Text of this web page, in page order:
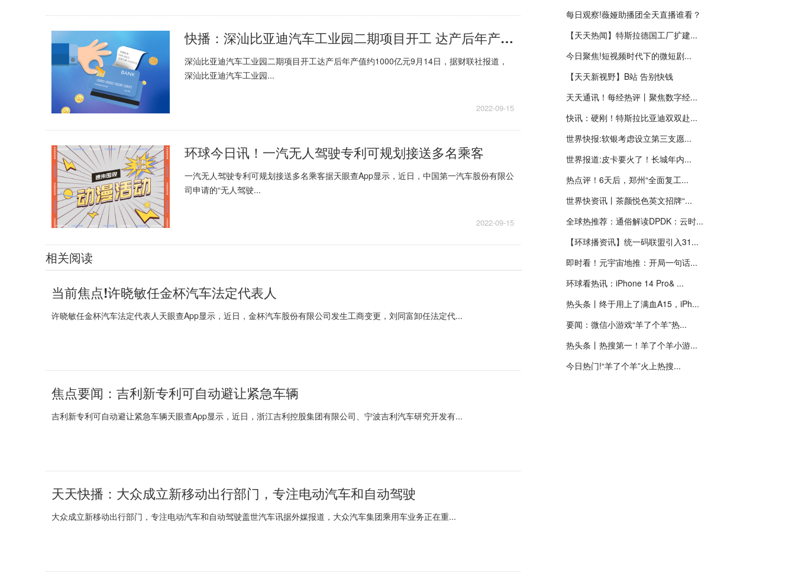
快播：深汕比亚迪汽车工业园二期项目开工 达产后年产值约1000亿元
深汕比亚迪汽车工业园二期项目开工达产后年产值约1000亿元9月14日，据财联社报道，
深汕比亚迪汽车工业园...
2022-09-15
环球今日讯！一汽无人驾驶专利可规划接送多名乘客
一汽无人驾驶专利可规划接送多名乘客据天眼查App显示，近日，中国第一汽车股份有限公
司申请的“无人驾驶...
2022-09-15
相关阅读
当前焦点!许晓敏任金杯汽车法定代表人
许晓敏任金杯汽车法定代表人天眼查App显示，近日，金杯汽车股份有限公司发生工商变更，刘同富卸任法定代...
焦点要闻：吉利新专利可自动避让紧急车辆
吉利新专利可自动避让紧急车辆天眼查App显示，近日，浙江吉利控股集团有限公司、宁波吉利汽车研究开发有...
天天快播：大众成立新移动出行部门，专注电动汽车和自动驾驶
大众成立新移动出行部门，专注电动汽车和自动驾驶盖世汽车讯据外媒报道，大众汽车集团乘用车业务正在重...
每日观察!薇娅助播团全天直播谁看？
【天天热闻】特斯拉德国工厂扩建...
今日聚焦!短视频时代下的微短剧...
【天天新视野】B站 告别快钱
天天通讯！每经热评丨聚焦数字经...
快讯：硬刚！特斯拉比亚迪双双赴...
世界快报:软银考虑设立第三支愿...
世界报道:皮卡要火了！长城年内...
热点评！6天后，郑州“全面复工...
世界快资讯丨茶颜悦色英文招牌“...
全球热推荐：通俗解读DPDK：云时...
【环球播资讯】统一码联盟引入31...
即时看！元宇宙地推：开局一句话...
环球看热讯：iPhone 14 Pro& ...
热头条丨终于用上了满血A15，iPh...
要闻：微信小游戏“羊了个羊”热...
热头条丨热搜第一！羊了个羊小游...
今日热门!“羊了个羊”火上热搜...